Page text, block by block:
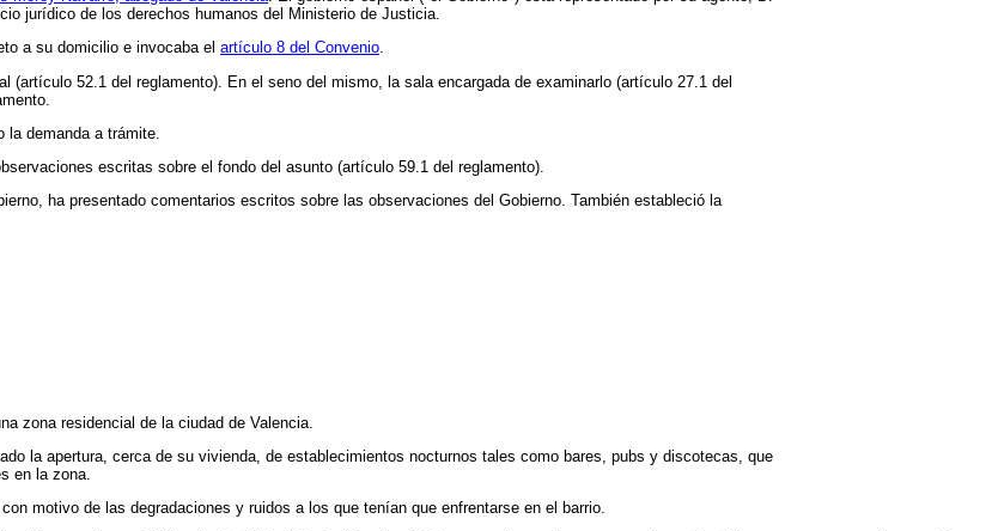
jurídico de los derechos humanos del Ministerio de Justicia.
a su domicilio e invocaba el artículo 8 del Convenio.
(artículo 52.1 del reglamento). En el seno del mismo, la sala encargada de examinarlo (artículo 27.1 del
demanda a trámite.
escritas sobre el fondo del asunto (artículo 59.1 del reglamento).
ha presentado comentarios escritos sobre las observaciones del Gobierno. También estableció la
zona residencial de la ciudad de Valencia.
la apertura, cerca de su vivienda, de establecimientos nocturnos tales como bares, pubs y discotecas, que
en la zona.
motivo de las degradaciones y ruidos a los que tenían que enfrentarse en el barrio.